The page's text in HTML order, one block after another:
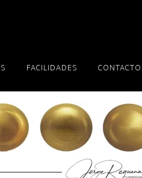
FACILIDADES CONTACTO